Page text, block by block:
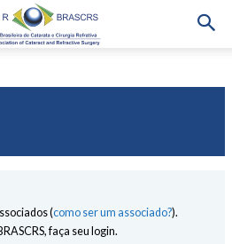
(como ser um associado?).
faça seu login.